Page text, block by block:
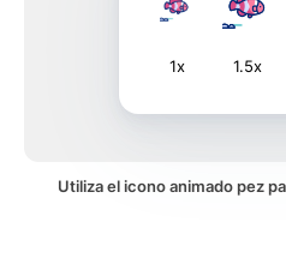
1x 1.5x
Utiliza el icono animado pez